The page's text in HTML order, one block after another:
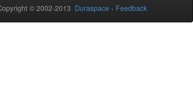
© 2002-2013 Duraspace - Feedback